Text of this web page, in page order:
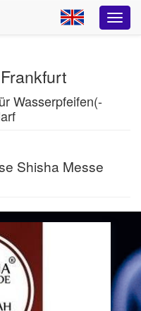
Wasserpfeifen(-
Shisha Messe